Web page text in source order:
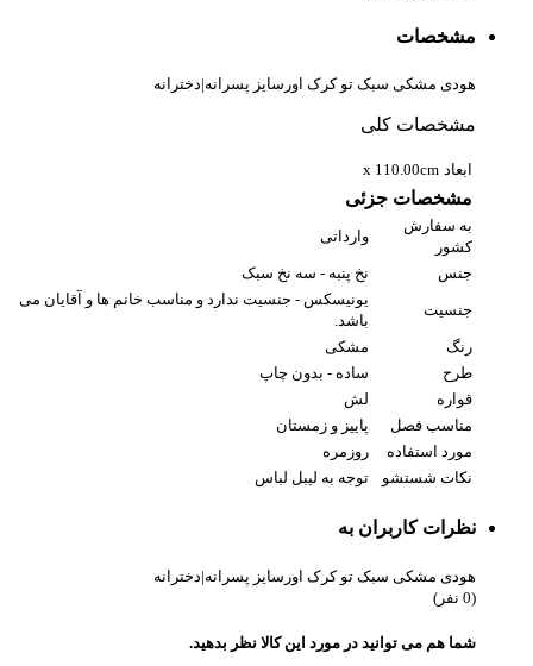
مشخصات
هودی مشکی سبک تو کرک اورسایز پسرانه|دخترانه
مشخصات کلی
ابعاد x 110.00cm
مشخصات جزئی
به سفارش
کشور
وارداتی
جنس نخ پنبه - سه نخ سبک
جنسیت
یونیسکس - جنسیت ندارد و مناسب خانم ها و آقایان می
باشد.
رنگ
مشکی
طرح
ساده - بدون چاپ
قواره
لش
مناسب فصل
پاییز و زمستان
مورد استفاده
روزمره
نکات شستشو
توجه به لیبل لباس
نظرات کاربران به
هودی مشکی سبک تو کرک اورسایز پسرانه|دخترانه
(0 نفر)
شما هم می توانید در مورد این کالا نظر بدهید.